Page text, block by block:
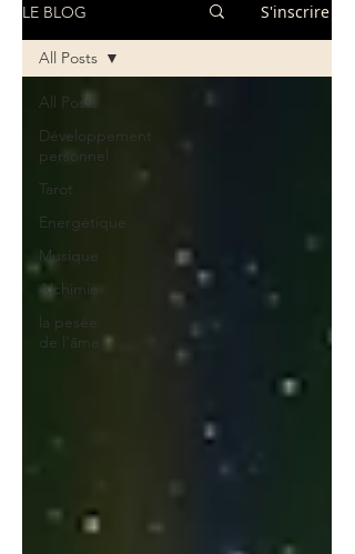
LE BLOG S'inscrire
All Posts
Développement
personnel
Tarot
Energétique
Musique
Alchimie
la pesée
de l'âme
All Posts